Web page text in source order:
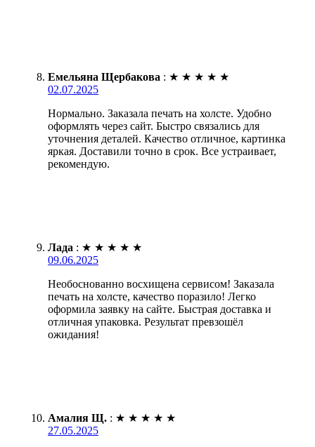
Емельяна Щербакова : ★ ★ ★ ★ ★
02.07.2025
Нормально. Заказала печать на холсте. Удобно
оформлять через сайт. Быстро связались для
уточнения деталей. Качество отличное, картинка
яркая. Доставили точно в срок. Все устраивает,
рекомендую.
Лада : ★ ★ ★ ★ ★
09.06.2025
Необоснованно восхищена сервисом! Заказала
печать на холсте, качество поразило! Легко
оформила заявку на сайте. Быстрая доставка и
отличная упаковка. Результат превзошёл
ожидания!
Амалия Щ. : ★ ★ ★ ★ ★
27.05.2025